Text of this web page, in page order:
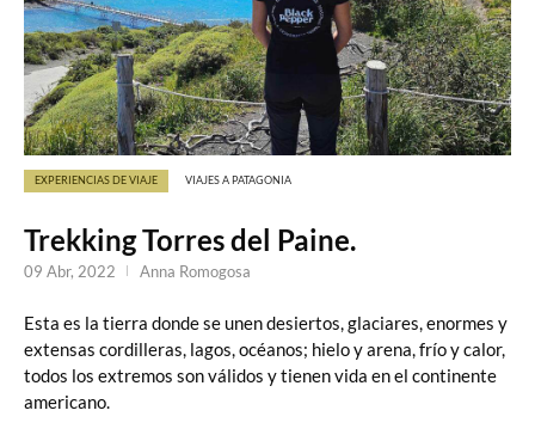
Trekking Torres del Paine.
EXPERIENCIAS DE VIAJE VIAJES A PATAGONIA
Esta es la tierra donde se unen desiertos, glaciares, enormes y
extensas cordilleras, lagos, océanos; hielo y arena, frío y calor,
todos los extremos son válidos y tienen vida en el continente
americano.
09 Abr, 2022 Anna Romogosa